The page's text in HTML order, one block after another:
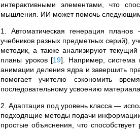
интерактивными элементами, что
мышления. ИИ может помочь
1. Автоматическая генерация
учебников разных предметных серий),
методик, а также анализируют текущий
планы уроков [19] . Например, система
анимации деления ядра и завершить
помогает учителю сэкономить
последовательному усвоению материала.
2. Адаптация под уровень класса —
подходящие методы подачи
простые объяснения, что